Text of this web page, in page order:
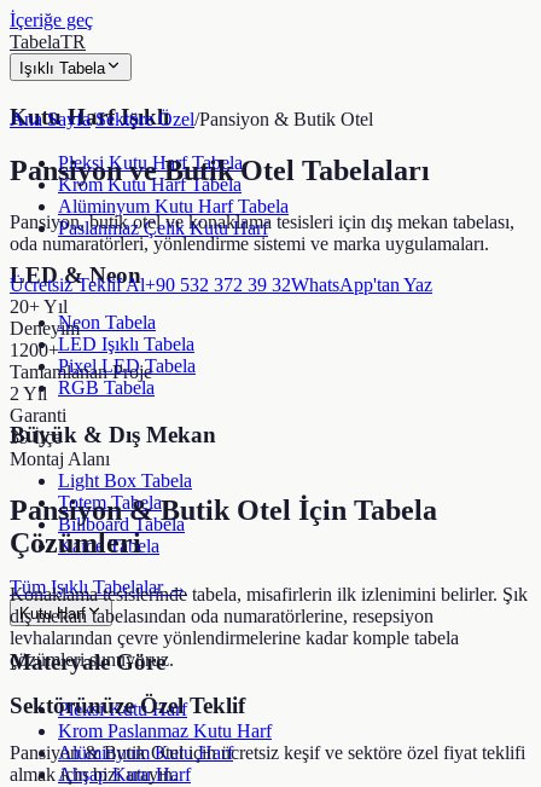
İçeriğe geç
TabelaTR
Işıklı Tabela
Kutu Harf Işıklı
Pleksi Kutu Harf Tabela
Krom Kutu Harf Tabela
Alüminyum Kutu Harf Tabela
Paslanmaz Çelik Kutu Harf
LED & Neon
Neon Tabela
LED Işıklı Tabela
Pixel LED Tabela
RGB Tabela
Büyük & Dış Mekan
Light Box Tabela
Totem Tabela
Billboard Tabela
Kaide Tabela
Tüm Işıklı Tabelalar →
Kutu Harf
Materyale Göre
Pleksi Kutu Harf
Krom Paslanmaz Kutu Harf
Alüminyum Kutu Harf
Ahşap Kutu Harf
Ana Sayfa/Sektöre Özel/Pansiyon & Butik Otel
Pansiyon ve Butik Otel Tabelaları
Pansiyon, butik otel ve konaklama tesisleri için dış mekan tabelası,
oda numaratörleri, yönlendirme sistemi ve marka uygulamaları.
Ücretsiz Teklif Al+90 532 372 39 32WhatsApp'tan Yaz
20+ Yıl
Deneyim
1200+
Tamamlanan Proje
2 Yıl
Garanti
39 İlçe
Montaj Alanı
Pansiyon & Butik Otel İçin Tabela
Çözümleri
Konaklama tesislerinde tabela, misafirlerin ilk izlenimini belirler. Şık
dış mekan tabelasından oda numaratörlerine, resepsiyon
levhalarından çevre yönlendirmelerine kadar komple tabela
çözümleri sunuyoruz.
Sektörünüze Özel Teklif
Pansiyon & Butik Oteliçin ücretsiz keşif ve sektöre özel fiyat teklifi
almak için bizi arayın.